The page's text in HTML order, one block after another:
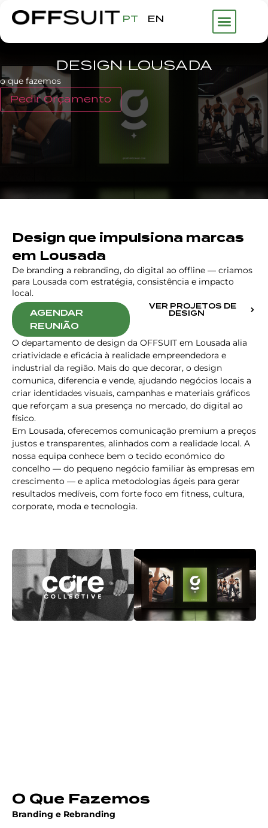
PT EN
DESIGN LOUSADA
o que fazemos
Pedir Orçamento
Design que impulsiona marcas
em Lousada
De branding a rebranding, do digital ao offline — criamos
para Lousada com estratégia, consistência e impacto
local.
AGENDAR
REUNIÃO
VER PROJETOS DE
DESIGN
O departamento de design da OFFSUIT em Lousada alia
criatividade e eficácia à realidade empreendedora e
industrial da região. Mais do que decorar, o design
comunica, diferencia e vende, ajudando negócios locais a
criar identidades visuais, campanhas e materiais gráficos
que reforçam a sua presença no mercado, do digital ao
físico.
Em Lousada, oferecemos comunicação premium a preços
justos e transparentes, alinhados com a realidade local. A
nossa equipa conhece bem o tecido económico do
concelho — do pequeno negócio familiar às empresas em
crescimento — e aplica metodologias ágeis para gerar
resultados medíveis, com forte foco em fitness, cultura,
corporate, moda e tecnologia.
O Que Fazemos
Branding e Rebranding